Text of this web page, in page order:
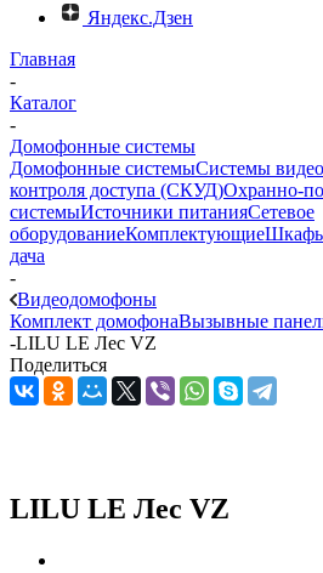
Яндекс.Дзен
Главная
-
Каталог
-
Домофонные системы
Домофонные системыСистемы
контроля доступа (СКУД)Охранно-
системыИсточники питанияСетевое
оборудованиеКомплектующие
дача
-
Видеодомофоны
Комплект домофонаВызывные
-LILU LE Лес VZ
Поделиться
LILU LE Лес VZ